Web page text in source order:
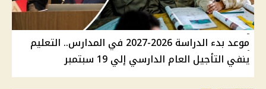
موعد بدء الدراسة 2026-2027 في المدارس.. التعليم
ينفي التأجيل العام الدارسي إلي 19 سبتمبر